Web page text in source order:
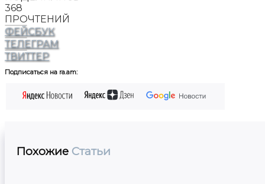
368
ПРОЧТЕНИЙ
ФЕЙСБУК
ТЕЛЕГРАМ
ТВИТТЕР
Подписаться на ra.am:
Похожие Статьи